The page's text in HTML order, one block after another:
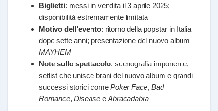
Biglietti: messi in vendita il 3 aprile 2025;
disponibilità estremamente limitata
Motivo dell’evento: ritorno della popstar in Italia
dopo sette anni; presentazione del nuovo album
MAYHEM
Note sullo spettacolo: scenografia imponente,
setlist che unisce brani del nuovo album e grandi
successi storici come Poker Face, Bad
Romance, Disease e Abracadabra